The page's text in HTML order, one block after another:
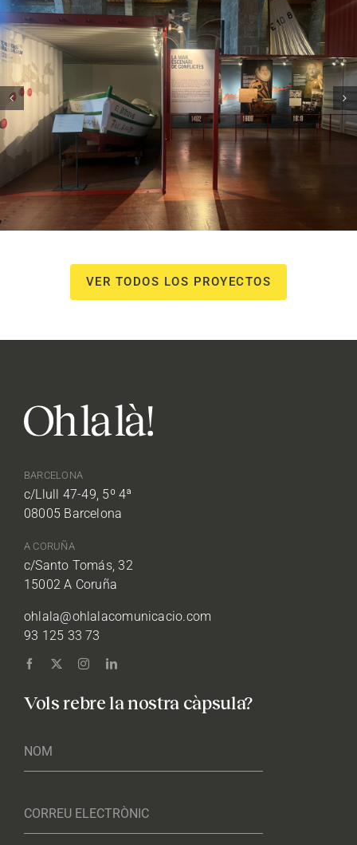
Museu Marítim – 7 vaixells, 7
històries
Campanyes culturals
Estratègia de comunicació
i PR
VER TODOS LOS PROYECTOS
BARCELONA
c/Llull 47-49, 5º 4ª
08005 Barcelona
A CORUÑA
c/Santo Tomás, 32
15002 A Coruña
ohlala@ohlalacomunicacio.com
93 125 33 73
Vols rebre la nostra càpsula?